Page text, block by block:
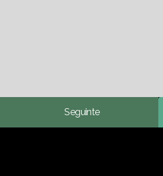
Seguinte